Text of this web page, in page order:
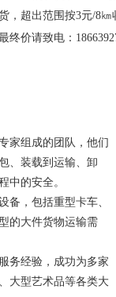
，超出范围按3元/8㎞
终价请致电：
家组成的团队，他们
、装载到运输、卸
中的安全。
备，包括重型卡车、
的大件货物运输需
务经验，成功为多家
大型艺术品等各类大